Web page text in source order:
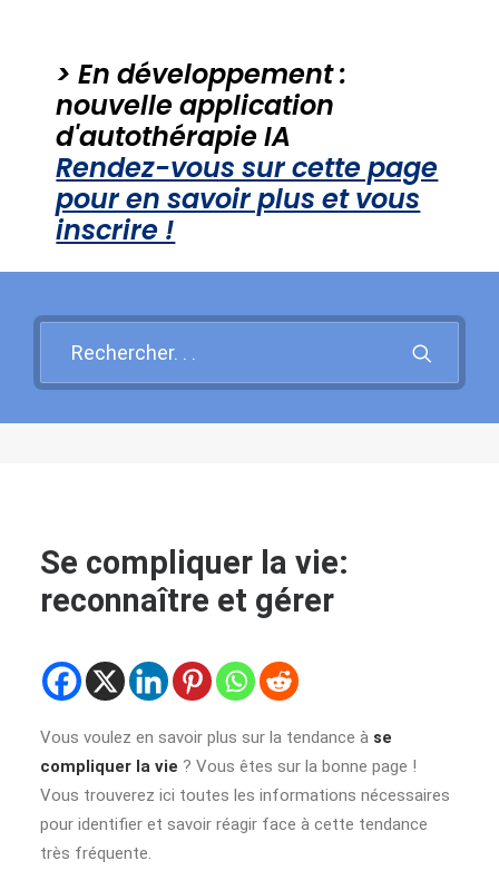
PROBLEMES PSY +++
Recherche
> En développement :
nouvelle application
d'autothérapie IA
Rendez-vous sur cette page
pour en savoir plus et vous
inscrire !
Se compliquer la vie:
reconnaître et gérer
Vous voulez en savoir plus sur la tendance à se
compliquer la vie ? Vous êtes sur la bonne page !
Vous trouverez ici toutes les informations nécessaires
pour identifier et savoir réagir face à cette tendance
très fréquente.